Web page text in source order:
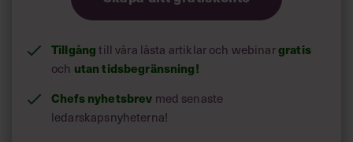
Tillgångtill våra låsta artiklar och webinargratis
och utan tidsbegränsning!
Chefs nyhetsbrev med senaste
ledarskapsnyheterna!